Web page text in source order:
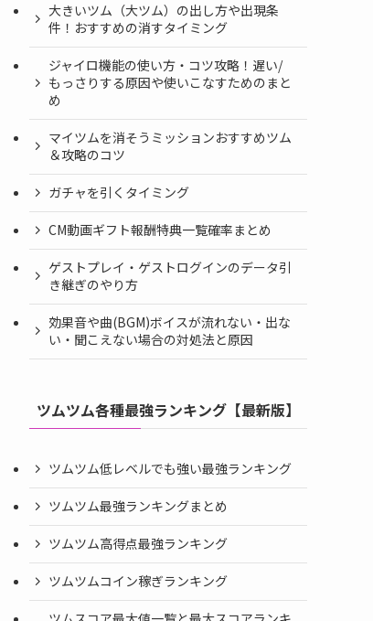
大きいツム（大ツム）の出し方や出現条
件！おすすめの消すタイミング
ジャイロ機能の使い方・コツ攻略！遅い/
もっさりする原因や使いこなすためのまと
め
マイツムを消そうミッションおすすめツム
＆攻略のコツ
ガチャを引くタイミング
CM動画ギフト報酬特典一覧確率まとめ
ゲストプレイ・ゲストログインのデータ引
き継ぎのやり方
効果音や曲(BGM)ボイスが流れない・出な
い・聞こえない場合の対処法と原因
ツムツム各種最強ランキング【最新版】
ツムツム低レベルでも強い最強ランキング
ツムツム最強ランキングまとめ
ツムツム高得点最強ランキング
ツムツムコイン稼ぎランキング